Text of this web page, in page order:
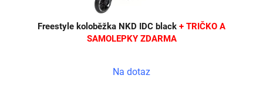
Freestyle koloběžka NKD IDC black + TRIČKO A
SAMOLEPKY ZDARMA
Na dotaz